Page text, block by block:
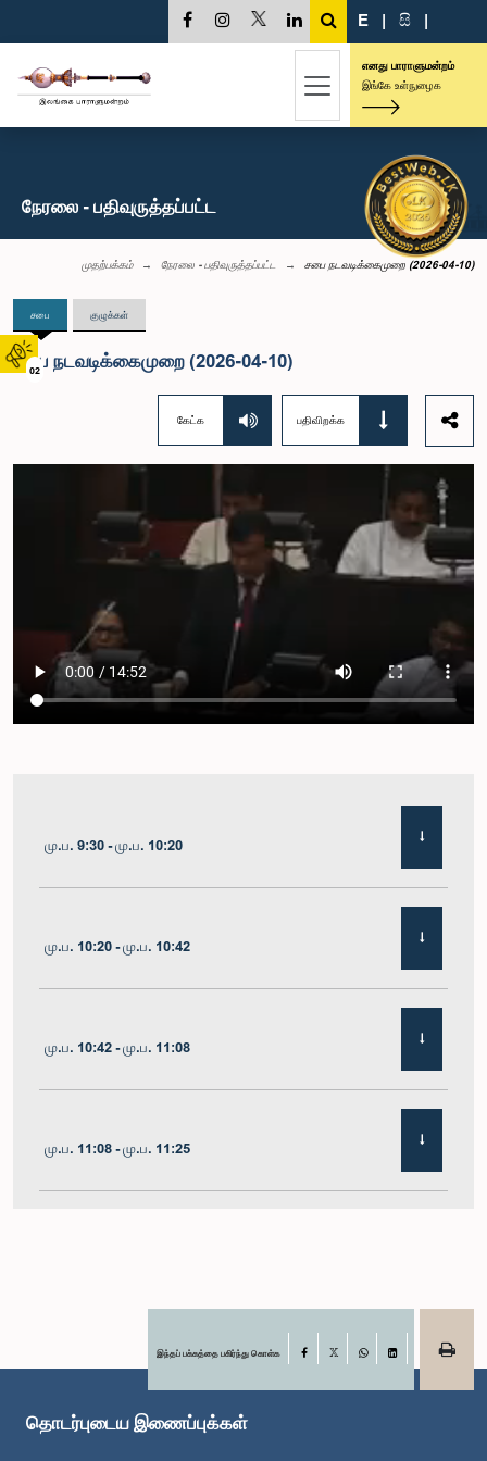
02
E | සි |
எனது பாராளுமன்றம்
இங்கே உள்நுழைக
நேரலை - பதிவுருத்தப்பட்ட
முதற்பக்கம் நேரலை - பதிவுருத்தப்பட்ட சபை நடவடிக்கைமுறை (2026-04-10)
சபை குழுக்கள்
சபை நடவடிக்கைமுறை (2026-04-10)
கேட்க பதிவிறக்க
மு.ப. 9:30 - மு.ப. 10:20
மு.ப. 10:20 - மு.ப. 10:42
மு.ப. 10:42 - மு.ப. 11:08
மு.ப. 11:08 - மு.ப. 11:25
மு.ப. 11:48 - பி.ப. 12:05இந்தப் பக்கத்தை பகிர்ந்து கொள்க Facebook
LinkedIn
தொடர்புடைய இணைப்புக்கள்